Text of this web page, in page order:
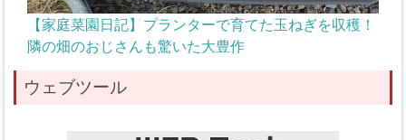
【家庭菜園日記】プランターで育てた玉ねぎを収穫！
隣の畑のおじさんも驚いた大豊作
ウェブツール